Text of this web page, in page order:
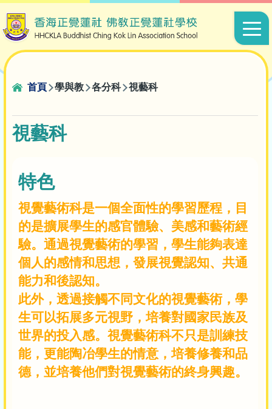
移至主內容
Main
導
連
結
首頁 學與教 各分科 視藝科
視藝科
特色
視覺藝術科是一個全面性的學習歷程，目
的是擴展學生的感官體驗、美感和藝術經
驗。通過視覺藝術的學習，學生能夠表達
個人的感情和思想，發展視覺認知、共通
能力和後認知。
此外，透過接觸不同文化的視覺藝術，學
生可以拓展多元視野，培養對國家民族及
世界的投入感。視覺藝術科不只是訓練技
能，更能陶冶學生的情意，培養修養和品
德，並培養他們對視覺藝術的終身興趣。